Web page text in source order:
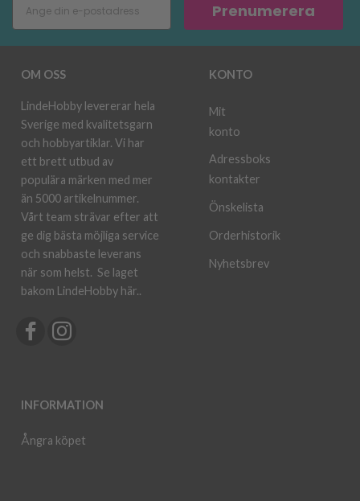
Prenumerera
OM OSS
LindeHobby levererar hela
Sverige med kvalitetsgarn
och hobbyartiklar. Vi har
ett brett utbud av
populära märken med mer
än 5000 artikelnummer.
Vårt team strävar efter att
ge dig bästa möjliga service
och snabbaste leverans
när som helst. Se laget
bakom LindeHobby här..
INFORMATION
Ångra köpet
KONTO
Mit
konto
Adressboks
kontakter
Önskelista
Orderhistorik
Nyhetsbrev